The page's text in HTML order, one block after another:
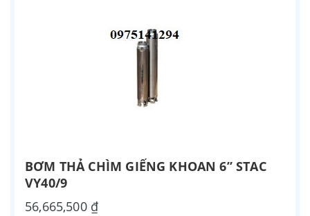
BƠM THẢ CHÌM GIẾNG KHOAN 6” STAC
VY40/9
56,665,500 ₫